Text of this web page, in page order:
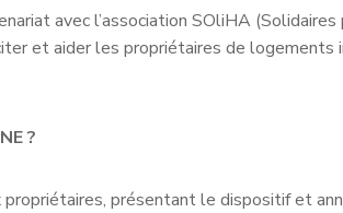
avec l’association SOliHA
et aider les propriétaires de
?
propriétaires, présentant le dispositif et